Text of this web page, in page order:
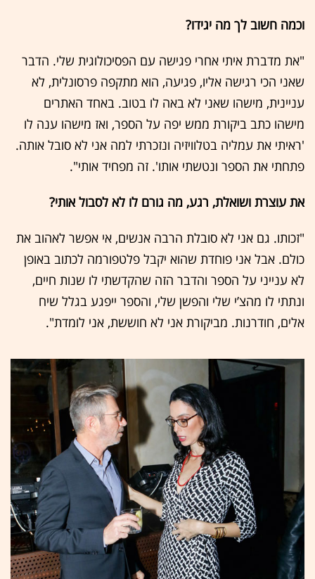
וכמה חשוב לך מה יגידו?
"את מדברת איתי אחרי פגישה עם הפסיכולוגית שלי. הדבר
שאני הכי רגישה אליו, פגיעה, הוא מתקפה פרסונלית, לא
עניינית, מישהו שאני לא באה לו בטוב. באחד האתרים
מישהו כתב ביקורת ממש יפה על הספר, ואז מישהו ענה לו
'ראיתי את עמליה בטלוויזיה ונזכרתי למה אני לא סובל אותה.
פתחתי את הספר ונטשתי אותו'. זה מפחיד אותי".
את עוצרת ושואלת, רגע, מה גורם לו לא לסבול אותי?
"זכותו. גם אני לא סובלת הרבה אנשים, אי אפשר לאהוב את
כולם. אבל אני פוחדת שהוא יקבל פלטפורמה לכתוב באופן
לא ענייני על הספר והדבר הזה שהקדשתי לו שנות חיים,
ונתתי לו מהצ’י שלי והפשן שלי, והספר ייפגע בגלל שיח
אלים, חודרנות. מביקורת אני לא חוששת, אני לומדת".